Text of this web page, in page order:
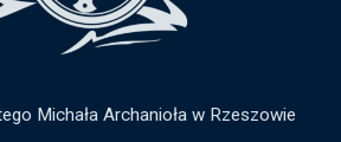
Michała Archanioła w Rzeszowie